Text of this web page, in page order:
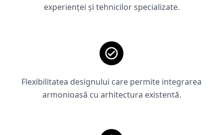
experienței și tehnicilor specializate.
Flexibilitatea designului care permite integrarea
armonioasă cu arhitectura existentă.